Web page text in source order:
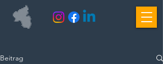
Beitrag